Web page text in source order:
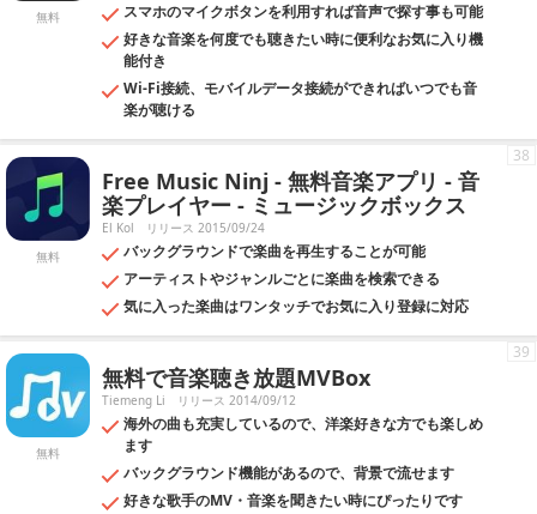
無料
スマホのマイクボタンを利用すれば音声で探す事も可能
好きな音楽を何度でも聴きたい時に便利なお気に入り機
能付き
Wi-Fi接続、モバイルデータ接続ができればいつでも音
楽が聴ける
無料
Free Music Ninj - 無料音楽アプリ - 音
楽プレイヤー - ミュージックボックス
El Kol リリース 2015/09/24
バックグラウンドで楽曲を再生することが可能
アーティストやジャンルごとに楽曲を検索できる
気に入った楽曲はワンタッチでお気に入り登録に対応
38
無料
無料で音楽聴き放題MVBox
Tiemeng Li リリース 2014/09/12
海外の曲も充実しているので、洋楽好きな方でも楽しめ
ます
バックグラウンド機能があるので、背景で流せます
好きな歌手のMV・音楽を聞きたい時にぴったりです
39